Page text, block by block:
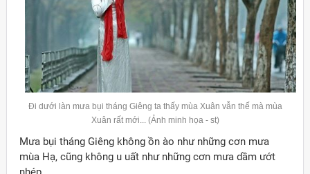
Đi dưới làn mưa bụi tháng Giêng ta thấy mùa Xuân vẫn thế mà mùa
Xuân rất mới... (Ảnh minh họa - st)
Mưa bụi tháng Giêng không ồn ào như những cơn mưa
mùa Hạ, cũng không u uất như những cơn mưa dầm ướt